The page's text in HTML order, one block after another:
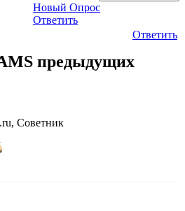
Новый Опрос
Ответить
Ответить
предыдущих
Советник